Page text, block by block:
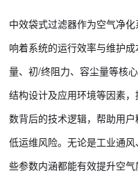
中效袋式过滤器作为空气净
响着系统的运行效率与维护
量、初/终阻力、容尘量等核
结构设计及应用环境等因素
数背后的技术逻辑，帮助用
低运维风险。无论是工业通
些参数内涵都能有效提升空气